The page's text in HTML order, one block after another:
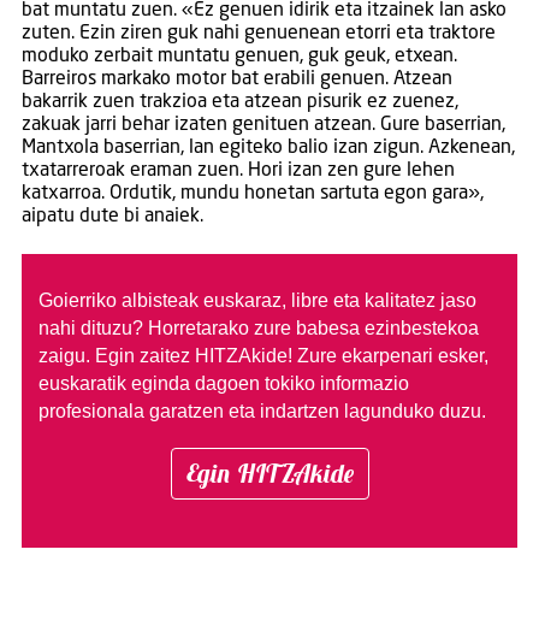
bat muntatu zuen. «Ez genuen idirik eta itzainek lan asko
zuten. Ezin ziren guk nahi genuenean etorri eta traktore
moduko zerbait muntatu genuen, guk geuk, etxean.
Barreiros markako motor bat erabili genuen. Atzean
bakarrik zuen trakzioa eta atzean pisurik ez zuenez,
zakuak jarri behar izaten genituen atzean. Gure baserrian,
Mantxola baserrian, lan egiteko balio izan zigun. Azkenean,
txatarreroak eraman zuen. Hori izan zen gure lehen
katxarroa. Ordutik, mundu honetan sartuta egon gara»,
aipatu dute bi anaiek.
Goierriko albisteak euskaraz, libre eta kalitatez jaso
nahi dituzu? Horretarako zure babesa ezinbestekoa
zaigu. Egin zaitez HITZAkide! Zure ekarpenari esker,
euskaratik eginda dagoen tokiko informazio
profesionala garatzen eta indartzen lagunduko duzu.
Egin HITZAkide